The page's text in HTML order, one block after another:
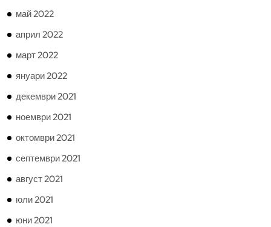
май 2022
април 2022
март 2022
януари 2022
декември 2021
ноември 2021
октомври 2021
септември 2021
август 2021
юли 2021
юни 2021